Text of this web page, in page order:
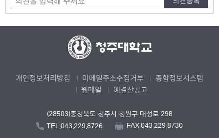
개인정보처리방침 이메일주소수집거부
종합정보시스템
웹메일
예결산공고
(28503)충청북도 청주시 청원구 대성로 298
TEL.043.229.8726
FAX.043.229.8730